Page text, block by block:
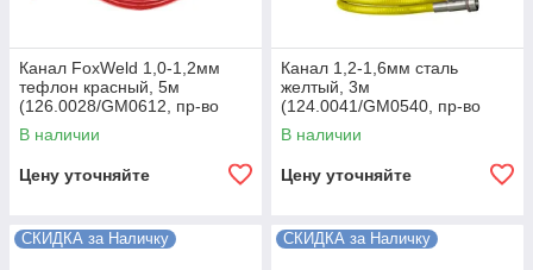
Канал FoxWeld 1,0-1,2мм
тефлон красный, 5м
(126.0028/GM0612, пр-во
FoxWeld/КНР)
В наличии
Цену уточняйте
Канал 1,2-1,6мм сталь
желтый, 3м
(124.0041/GM0540, пр-во
FoxWeld/КНР)
В наличии
Цену уточняйте
СКИДКА за Наличку СКИДКА за Наличку